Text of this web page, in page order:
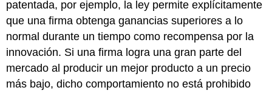
patentada, por ejemplo, la ley permite explícitamente
que una firma obtenga ganancias superiores a lo
normal durante un tiempo como recompensa por la
innovación. Si una firma logra una gran parte del
mercado al producir un mejor producto a un precio
más bajo, dicho comportamiento no está prohibido